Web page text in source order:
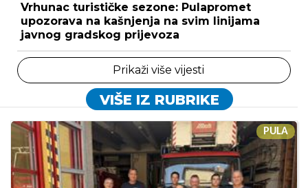
Vrhunac turističke sezone: Pulapromet
upozorava na kašnjenja na svim linijama
javnog gradskog prijevoza
Prikaži više vijesti
VIŠE IZ RUBRIKE
PULA